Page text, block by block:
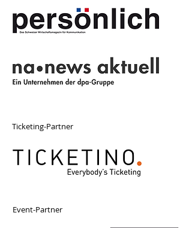
Ticketing-Partner
Event-Partner